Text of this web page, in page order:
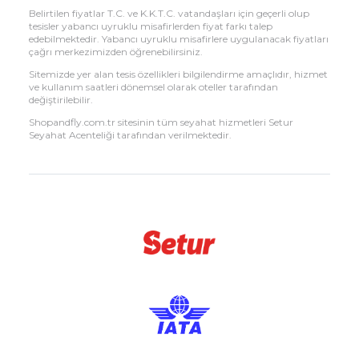
Belirtilen fiyatlar T.C. ve K.K.T.C. vatandaşları için geçerli olup
tesisler yabancı uyruklu misafirlerden fiyat farkı talep
edebilmektedir. Yabancı uyruklu misafirlere uygulanacak fiyatları
çağrı merkezimizden öğrenebilirsiniz.
Sitemizde yer alan tesis özellikleri bilgilendirme amaçlıdır, hizmet
ve kullanım saatleri dönemsel olarak oteller tarafından
değiştirilebilir.
Shopandfly.com.tr sitesinin tüm seyahat hizmetleri Setur
Seyahat Acenteliği tarafından verilmektedir.